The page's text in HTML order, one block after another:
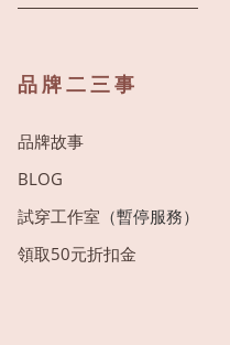
品牌二三事
品牌故事
BLOG
試穿工作室 （暫停服務）
領取50元折扣金